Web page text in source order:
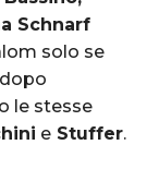
Schnarf
solo se
le stesse
e Stuffer.